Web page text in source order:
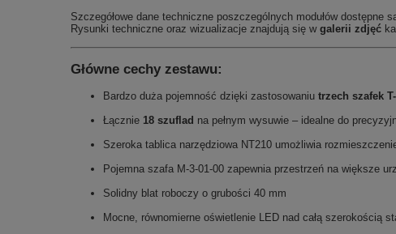
Szczegółowe dane techniczne poszczególnych modułów dostępne
Rysunki techniczne oraz wizualizacje znajdują się w galerii zdjęć
Główne cechy zestawu:
Bardzo duża pojemność dzięki zastosowaniu trzech szafek
Łącznie 18 szuflad na pełnym wysuwie – idealne do
Szeroka tablica narzędziowa NT210 umożliwia
Pojemna szafa M-3-01-00 zapewnia przestrzeń na większe
Solidny blat roboczy o grubości 40 mm
Mocne, równomierne oświetlenie LED nad całą szerokością